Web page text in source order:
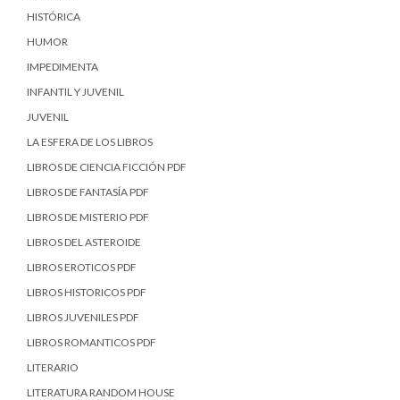
HISTÓRICA
HUMOR
IMPEDIMENTA
INFANTIL Y JUVENIL
JUVENIL
LA ESFERA DE LOS LIBROS
LIBROS DE CIENCIA FICCIÓN PDF
LIBROS DE FANTASÍA PDF
LIBROS DE MISTERIO PDF
LIBROS DEL ASTEROIDE
LIBROS EROTICOS PDF
LIBROS HISTORICOS PDF
LIBROS JUVENILES PDF
LIBROS ROMANTICOS PDF
LITERARIO
LITERATURA RANDOM HOUSE